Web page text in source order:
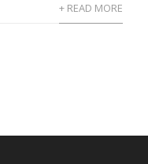
+ READ MORE